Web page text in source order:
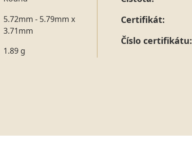
5.72mm - 5.79mm x
3.71mm
1.89 g
Certifikát:
Číslo certifikátu: